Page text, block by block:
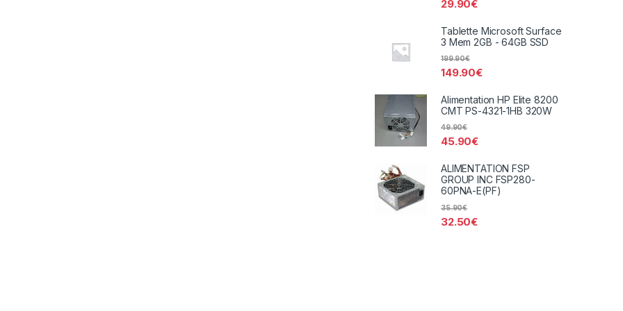
29.90€
Tablette Microsoft Surface
3 Mem 2GB - 64GB SSD
149.90€
199.90€
Alimentation HP Elite 8200
CMT PS-4321-1HB 320W
45.90€
49.90€
ALIMENTATION FSP
GROUP INC FSP280-
60PNA-E(PF)
32.50€
35.90€